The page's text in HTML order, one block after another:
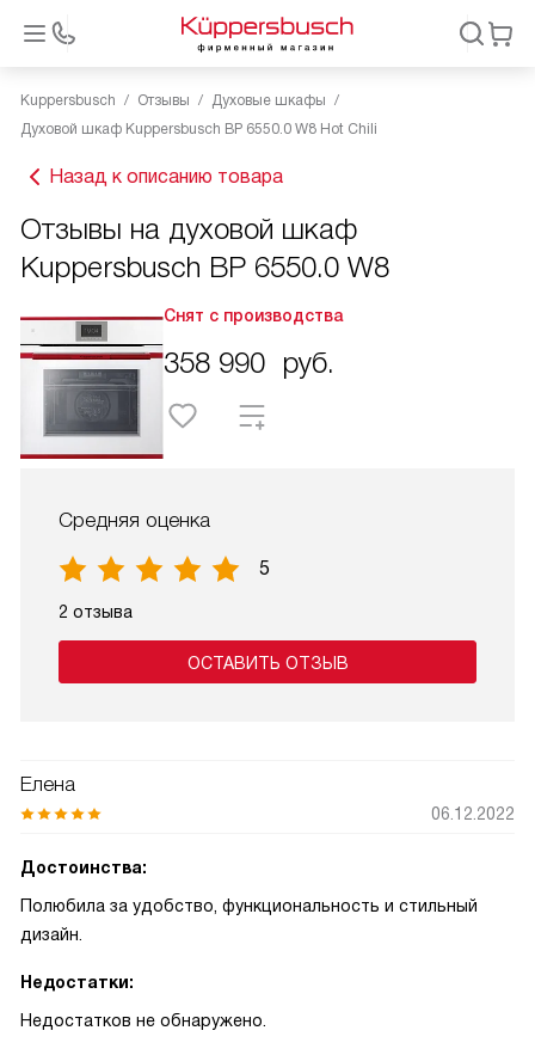
Kuppersbusch Отзывы
Духовые шкафы
Духовой шкаф Kuppersbusch BP 6550.0 W8 Hot Chili
Назад к описанию товара
Отзывы на духовой шкаф
Kuppersbusch BP 6550.0 W8
Снят с производства
358 990 руб.
Средняя оценка
5
2 отзыва
ОСТАВИТЬ ОТЗЫВ
Елена
06.12.2022
Достоинства:
Полюбила за удобство, функциональность и стильный
дизайн.
Недостатки:
Недостатков не обнаружено.